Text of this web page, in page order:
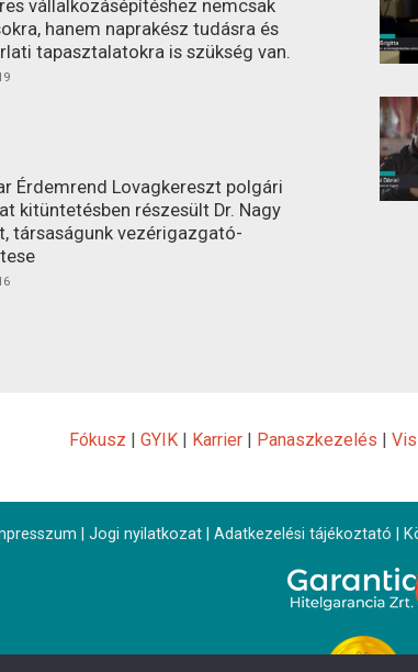
vállalkozásépítéshez nemcsak
hanem naprakész tudásra és
tapasztalatokra is szükség van.
Érdemrend Lovagkereszt polgári
kitüntetésben részesült Dr. Nagy
társaságunk vezérigazgató-
Fókusz | GYIK| Karrier| Panaszkezelés |
Jogi nyilatkozat| Adatkezelési tájékoztató